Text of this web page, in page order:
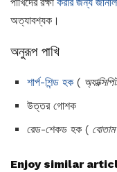
অত্যাবশ্যক।
অনুরূপ পাখি
শার্প-শিন্ড হক (
উত্তর গোশক
রেড-শেকড হক (
Enjoy similar